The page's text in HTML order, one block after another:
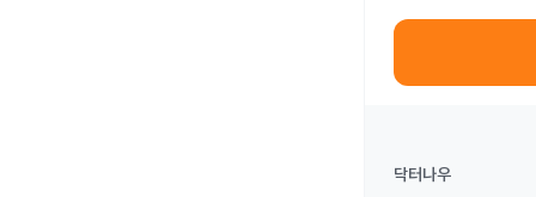
닥터나우